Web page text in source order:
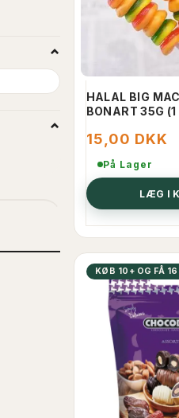
HALAL BIG
BONART 35G (1
15,00 DKK
På Lager
LÆG I
KØB 10+ OG FÅ